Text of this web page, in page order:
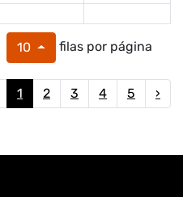
10 filas por página
1 2 3 4 5 ›